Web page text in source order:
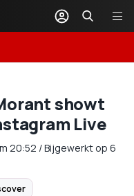
showt
Live
20:52 /Bijgewerkt op 6